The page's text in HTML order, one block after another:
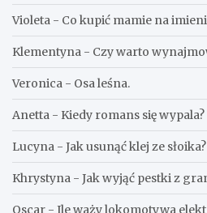
Violeta - Co kupić mamie na
Klementyna - Czy warto
Veronica - Osa leśna.
Anetta - Kiedy romans się wypala?
Lucyna - Jak usunąć klej ze słoika?
Khrystyna - Jak wyjąć pestki z
Oscar - Ile waży lokomotywa